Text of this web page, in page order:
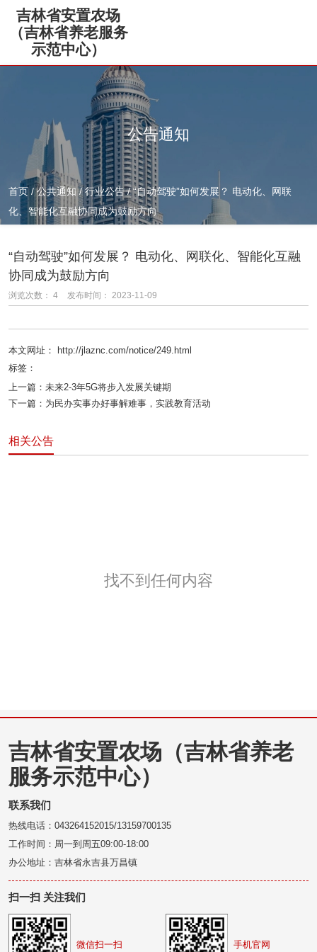
吉林省安置农场
（吉林省养老服务
示范中心）
公告通知
首页/公共通知 /行业公告 /“自动驾驶”如何发展？ 电动化、网联
化、智能化互融协同成为鼓励方向
“自动驾驶”如何发展？ 电动化、网联化、智能化互融
协同成为鼓励方向
浏览次数： 4 发布时间： 2023-11-09
本文网址： http://jlaznc.com/notice/249.html
标签：
上一篇： 未来2-3年5G将步入发展关键期
下一篇： 为民办实事办好事解难事，实践教育活动
相关公告
找不到任何内容
吉林省安置农场（吉林省养老
服务示范中心）
联系我们
热线电话：043264152015/13159700135
工作时间：周一到周五09:00-18:00
办公地址：吉林省永吉县万昌镇
扫一扫 关注我们
微信扫一扫 手机官网